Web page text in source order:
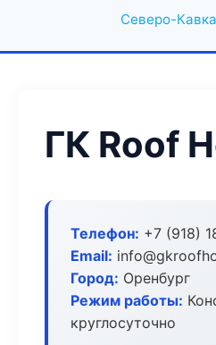
Северо-
ГК Roof
Телефон: +7 (918)
Email:
Город: Оренбург
Режим работы:
круглосуточно